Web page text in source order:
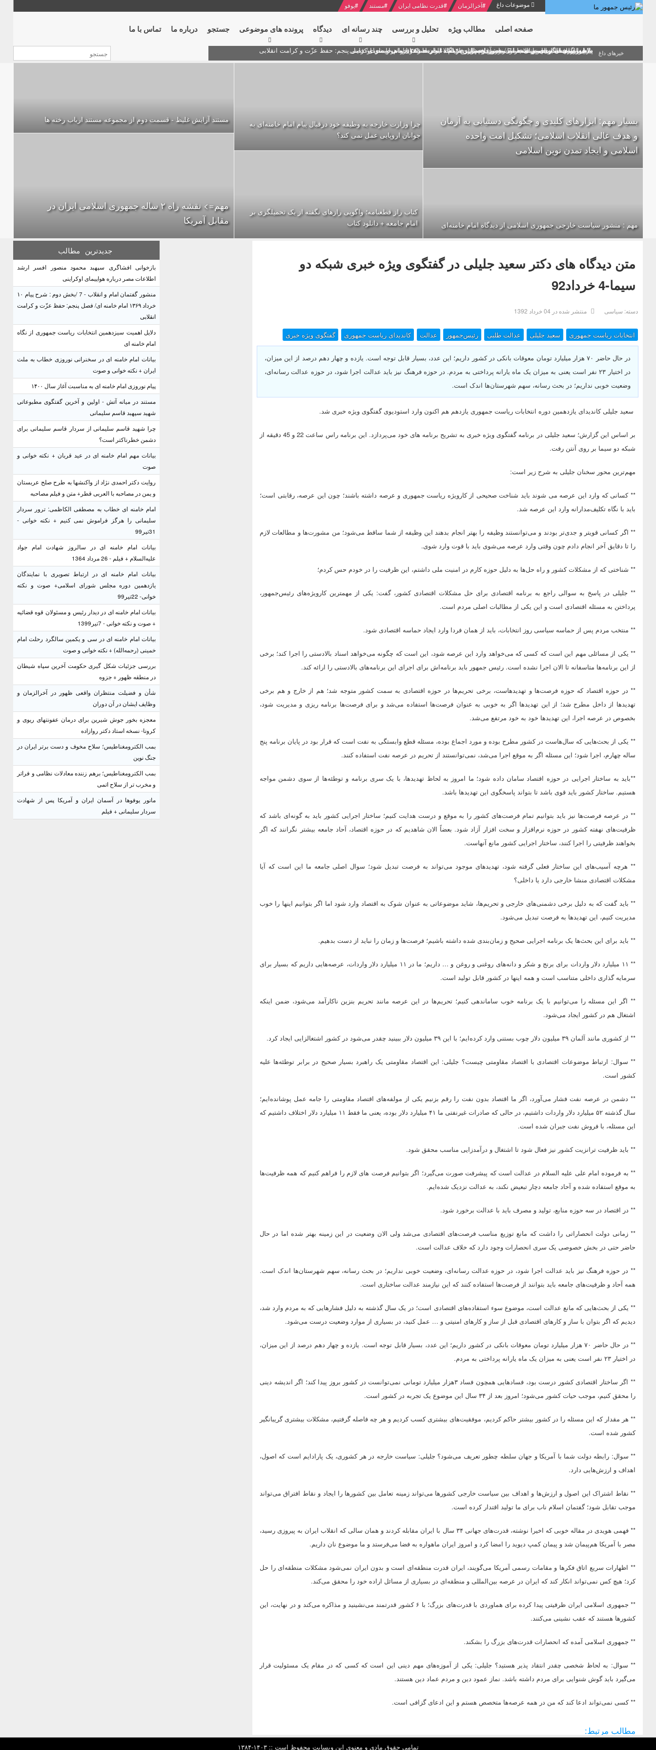
موضوعات داغ #آخرالزمان #قدرت نظامی ایران #مستند #یوفو
صفحه اصلی مطالب ویژه تحلیل و بررسی چند رسانه ای دیدگاه‌ پرونده های موضوعی جستجو درباره ما تماس با ما
خبرهای داغ منشور گفتمان امام و انقلاب - 7 /بخش دوم : شرح پیام ۱۰ خرداد ۱۳۶۹ امام خامنه ای/ فصل پنجم: حفظ عزّت و کرامت انقلابی
بازخوانی افشاگری سپهبد محمود منصور افسر ارشد اطلاعات مصر درباره هواپیمای اوکراینی
دلایل اهمیت سیزدهمین انتخابات ریاست جمهوری از نگاه امام خامنه ای
بیانات امام خامنه ای در سخنرانی نوروزی خطاب به ملت ایران + نکته خوانی و صوت
پیام نوروزی امام خامنه ای به مناسبت آغاز سال ۱۴۰۰
بسیار مهم: ابزارهای کلیدی و چگونگی دستیابی به آرمان
و هدف عالی انقلاب اسلامی؛ تشکیل امت واحده‌
اسلامی و ایجاد تمدن نوین اسلامی
مهم : منشور سیاست خارجی جمهوری اسلامی از دیدگاه امام خامنه‌ای
چرا وزارت خارجه به وظیفه خود درقبال پیام امام خامنه‌ای به
جوانان اروپایی عمل نمی کند؟
کتاب راز قطعنامه؛ واگویی رازهای نگفته از یک تحمیلگری بر
امام جامعه + دانلود کتاب
مستند آرایش غلیظ - قسمت دوم از مجموعه مستند ارباب رخنه ها
مهم=> نقشه راه ۲ ساله جمهوری اسلامی ایران در
مقابل آمریکا
متن دیدگاه های دکتر سعید جلیلی در گفتگوی ویژه خبری شبکه دو
سیما-4 خرداد92
دسته: سیاسی منتشر شده در 04 خرداد 1392
انتخابات ریاست جمهوری سعید جلیلی عدالت طلبی رئیس‌جمهور عدالت کاندیدای ریاست جمهوری گفتگوی ویژه خبری
در حال حاضر ۷۰ هزار میلیارد تومان معوقات بانکی در کشور داریم؛ این عدد، بسیار قابل توجه است. یازده و چهار دهم درصد از این میزان،
در اختیار ۲۳ نفر است یعنی به میزان یک ماه یارانه پرداختی به مردم. در حوزه فرهنگ نیز باید عدالت اجرا شود، در حوزه عدالت رسانه‌ای،
وضعیت خوبی نداریم؛ در بحث رسانه، سهم شهرستان‌ها اندک است.
سعید جلیلی کاندیدای یازدهمین دوره انتخابات ریاست جمهوری یازدهم هم اکنون وارد استودیوی گفتگوی ویژه خبری شد.
بر اساس این گزارش؛ سعید جلیلی در برنامه گفتگوی ویژه خبری به تشریح برنامه های خود می‌پردازد. این برنامه راس ساعت 22 و 45 دقیقه از
شبکه دو سیما بر روی آنتن رفت.
مهم‌ترین محور سخنان جلیلی به شرح زیر است:
** کسانی که وارد این عرصه می شوند باید شناخت صحیحی از کارویژه ریاست جمهوری و عرصه داشته باشند؛ چون این عرصه، رقابتی است؛
باید با نگاه تکلیف‌مدارانه وارد این عرصه شد.
** اگر کسانی قویتر و جدی‌تر بودند و می‌توانستند وظیفه را بهتر انجام بدهند این وظیفه از شما ساقط می‌شود؛ من مشورت‌ها و مطالعات لازم
را تا دقایق آخر انجام دادم چون وقتی وارد عرصه می‌شوی باید با قوت وارد شوی.
** شناختی که از مشکلات کشور و راه حل‌ها به دلیل حوزه کارم در امنیت ملی داشتم، این ظرفیت را در خودم حس کردم؛
** جلیلی در پاسخ به سوالی راجع به برنامه اقتصادی برای حل مشکلات اقتصادی کشور، گفت: یکی از مهمترین کارویژه‌های رئیس‌جمهور،
پرداختن به مسئله اقتصادی است و این یکی از مطالبات اصلی مردم است.
** منتخب مردم پس از حماسه سیاسی روز انتخابات، باید از همان فردا وارد ایجاد حماسه اقتصادی شود.
** یکی از مسائلی مهم این است که کسی که می‌خواهد وارد این عرصه شود، این است که چگونه می‌خواهد اسناد بالادستی را اجرا کند؛ برخی
از این برنامه‌ها متاسفانه تا الان اجرا نشده است. رئیس جمهور باید برنامه‌اش برای اجرای این برنامه‌های بالادستی را ارائه کند.
** در حوزه اقتصاد که حوزه فرصت‌ها و تهدیدهاست، برخی تحریم‌ها در حوزه اقتصادی به سمت کشور متوجه شد؛ هم از خارج و هم برخی
تهدیدها از داخل مطرح شد؛ از این تهدیدها اگر به خوبی به عنوان فرصت‌ها استفاده می‌شد و برای فرصت‌ها برنامه ریزی و مدیریت شود،
بخصوص در عرصه اجرا، این تهدیدها خود به خود مرتفع می‌شد.
** یکی از بحث‌هایی که سال‌هاست در کشور مطرح بوده و مورد اجماع بوده، مسئله قطع وابستگی به نفت است که قرار بود در پایان برنامه پنج
ساله چهارم، اجرا شود؛ این مسئله اگر به موقع اجرا می‌شد، نمی‌توانستند از تحریم در عرصه نفت استفاده کنند.
**باید به ساختار اجرایی در حوزه اقتصاد سامان داده شود؛ ما امروز به لحاظ تهدیدها، با یک سری برنامه و توطئه‌ها از سوی دشمن مواجه
هستیم. ساختار کشور باید قوی باشد تا بتواند پاسخگوی این تهدیدها باشد.
** در عرصه فرصت‌ها نیز باید بتوانیم تمام فرصت‌های کشور را به موقع و درست هدایت کنیم؛ ساختار اجرایی کشور باید به گونه‌ای باشد که
ظرفیت‌های نهفته کشور در حوزه نرم‌افزار و سخت افزار آزاد شود. بعضاً الان شاهدیم که در حوزه اقتصاد، آحاد جامعه بیشتر نگرانند که اگر
بخواهند ظرفیتی را اجرا کنند، ساختار اجرایی کشور مانع آنهاست.
** هرچه آسیب‌های این ساختار فعلی گرفته شود، تهدیدهای موجود می‌تواند به فرصت تبدیل شود؛ سوال اصلی جامعه ما این است که آیا
مشکلات اقتصادی منشا خارجی دارد یا داخلی؟
** باید گفت که به دلیل برخی دشمنی‌های خارجی و تحریم‌ها، شاید موضوعاتی به عنوان شوک به اقتصاد وارد شود اما اگر بتوانیم اینها را خوب
مدیریت کنیم، این تهدیدها به فرصت تبدیل می‌شود.
** باید برای این بحث‌ها یک برنامه اجرایی صحیح و زمان‌بندی شده داشته باشیم؛ فرصت‌ها و زمان را نباید از دست بدهیم.
** ۱۱ میلیارد دلار واردات برای برنج و شکر و دانه‌های روغنی و روغن و … داریم؛ ما در ۱۱ میلیارد دلار واردات، عرصه‌هایی داریم که بسیار برای
سرمایه گذاری داخلی متناسب است و همه اینها در کشور قابل تولید است.
** اگر این مسئله را می‌توانیم با یک برنامه خوب ساماندهی کنیم؛ تحریم‌ها در این عرصه مانند تحریم بنزین ناکارآمد می‌شود، ضمن اینکه
اشتغال هم در کشور ایجاد می‌شود.
** از کشوری مانند آلمان ۳۹ میلیون دلار چوب بستنی وارد کرده‌ایم؛ با این ۳۹ میلیون دلار ببینید چقدر می‌شود در کشور اشتغالزایی ایجاد کرد.
** سوال: ارتباط موضوعات اقتصادی با اقتصاد مقاومتی چیست؟ جلیلی: این اقتصاد مقاومتی یک راهبرد بسیار صحیح در برابر توطئه‌ها علیه
کشور است.
** دشمن در عرصه نفت فشار می‌آورد، اگر ما اقتصاد بدون نفت را رقم بزنیم یکی از مولفه‌های اقتصاد مقاومتی را جامه عمل پوشانده‌ایم؛
سال گذشته ۵۲ میلیارد دلار واردات داشتیم، در حالی که صادرات غیرنفتی ما ۴۱ میلیارد دلار بوده، یعنی ما فقط ۱۱ میلیارد دلار اختلاف داشتیم که
این مسئله، با فروش نفت جبران شده است.
** باید ظرفیت ترانزیت کشور نیز فعال شود تا اشتغال و درآمدزایی مناسب محقق شود.
** به فرموده امام علی علیه السلام در عدالت است که پیشرفت صورت می‌گیرد؛ اگر بتوانیم فرصت های لازم را فراهم کنیم که همه ظرفیت‌ها
به موقع استفاده شده و آحاد جامعه دچار تبعیض نکند، به عدالت نزدیک شده‌ایم.
** در اقتصاد در سه حوزه منابع، تولید و مصرف باید با عدالت برخورد شود.
** زمانی دولت انحصاراتی را داشت که مانع توزیع مناسب فرصت‌های اقتصادی می‌شد ولی الان وضعیت در این زمینه بهتر شده اما در حال
حاضر حتی در بخش خصوصی یک سری انحصارات وجود دارد که خلاف عدالت است.
** در حوزه فرهنگ نیز باید عدالت اجرا شود، در حوزه عدالت رسانه‌ای، وضعیت خوبی نداریم؛ در بحث رسانه، سهم شهرستان‌ها اندک است.
همه آحاد و ظرفیت‌های جامعه باید بتوانند از فرصت‌ها استفاده کنند که این نیازمند عدالت ساختاری است.
** یکی از بحث‌هایی که مانع عدالت است، موضوع سوء استفاده‌های اقتصادی است؛ در یک سال گذشته به دلیل فشارهایی که به مردم وارد شد،
دیدیم که اگر بتوان با ساز و کارهای اقتصادی قبل از ساز و کارهای امنیتی و … عمل کنید، در بسیاری از موارد وضعیت درست می‌شود.
** در حال حاضر ۷۰ هزار میلیارد تومان معوقات بانکی در کشور داریم؛ این عدد، بسیار قابل توجه است. یازده و چهار دهم درصد از این میزان،
در اختیار ۲۳ نفر است یعنی به میزان یک ماه یارانه پرداختی به مردم.
** اگر ساختار اقتصادی کشور درست بود، فسادهایی همچون فساد ۳هزار میلیارد تومانی نمی‌توانست در کشور بروز پیدا کند؛ اگر اندیشه دینی
را محقق کنیم، موجب حیات کشور می‌شود؛ امروز بعد از ۳۴ سال این موضوع یک تجربه در کشور است.
** هر مقدار که این مسئله را در کشور بیشتر حاکم کردیم، موفقیت‌های بیشتری کسب کردیم و هر چه فاصله گرفتیم، مشکلات بیشتری گریبانگیر
کشور شده است.
** سوال: رابطه دولت شما با آمریکا و جهان سلطه چطور تعریف می‌شود؟ جلیلی: سیاست خارجه در هر کشوری، یک پارادایم است که اصول،
اهداف و ارزش‌هایی دارد.
** نقاط اشتراک این اصول و ارزش‌ها و اهداف بین سیاست خارجی کشورها می‌تواند زمینه تعامل بین کشورها را ایجاد و نقاط افتراق می‌تواند
موجب تقابل شود؛ گفتمان اسلام ناب برای ما تولید اقتدار کرده است.
** فهمی هویدی در مقاله خوبی که اخیرا نوشته، قدرت‌های جهانی ۳۴ سال با ایران مقابله کردند و همان سالی که انقلاب ایران به پیروزی رسید،
مصر با آمریکا هم‌پیمان شد و پیمان کمپ دیوید را امضا کرد و امروز ایران ماهواره به فضا می‌فرستد و ما موضوع نان داریم.
** اظهارات سریع اتاق فکرها و مقامات رسمی آمریکا می‌گویند، ایران قدرت منطقه‌ای است و بدون ایران نمی‌شود مشکلات منطقه‌ای را حل
کرد؛ هیچ کس نمی‌تواند انکار کند که ایران در عرصه بین‌المللی و منطقه‌ای در بسیاری از مسائل اراده خود را محقق می‌کند.
** جمهوری اسلامی ایران ظرفیتی پیدا کرده برای هماوردی با قدرت‌های بزرگ؛ با ۶ کشور قدرتمند می‌نشینید و مذاکره می‌کند و در نهایت، این
کشورها هستند که عقب نشینی می‌کنند.
** جمهوری اسلامی آمده که انحصارات قدرت‌های بزرگ را بشکند.
** سوال: به لحاظ شخصی چقدر انتقاد پذیر هستید؟ جلیلی: یکی از آموزه‌های مهم دینی این است که کسی که در مقام یک مسئولیت قرار
می‌گیرد باید گوش شنوایی برای مردم داشته باشد. نماز عمود دین و مردم عماد دین هستند.
** کسی نمی‌تواند ادعا کند که من در همه عرصه‌ها متخصص هستم و این ادعای گزافی است.
مطالب مرتبط:
جدیدترین مطالب
بازخوانی افشاگری سپهبد محمود منصور افسر ارشد
اطلاعات مصر درباره هواپیمای اوکراینی
منشور گفتمان امام و انقلاب - 7 /بخش دوم : شرح پیام ۱۰
خرداد ۱۳۶۹ امام خامنه ای/ فصل پنجم: حفظ عزّت و کرامت
انقلابی
دلایل اهمیت سیزدهمین انتخابات ریاست جمهوری از نگاه
امام خامنه ای
بیانات امام خامنه ای در سخنرانی نوروزی خطاب به ملت
ایران + نکته خوانی و صوت
پیام نوروزی امام خامنه ای به مناسبت آغاز سال ۱۴۰۰
مستند در میانه آتش - اولین و آخرین گفتگوی مطبوعاتی
شهید سپهبد قاسم سلیمانی
چرا شهید قاسم سلیمانی از سردار قاسم سلیمانی برای
دشمن خطرناکتر است؟
بیانات مهم امام خامنه ای در عید قربان + نکته خوانی و
صوت
روایت دکتر احمدی نژاد از واکنشها به طرح صلح عربستان
و یمن در مصاحبه با العربی قطر+ متن و فیلم مصاحبه
امام خامنه ای خطاب به مصطفی الکاظمی: ترور سردار
سلیمانی را هرگز فراموش نمی کنیم + نکته خوانی -
31تیر99
بیانات امام خامنه ای در سالروز شهادت امام جواد
علیه‌السلام + فیلم - 26 مرداد 1364
بیانات امام خامنه ای در ارتباط تصویری با نمایندگان
یازدهمین دوره مجلس شورای اسلامی+ صوت و نکته
خوانی- 22تیر99
بیانات امام خامنه ای در دیدار رئیس و مسئولان قوه قضائیه
+ صوت و نکته خوانی - 7تیر1399
بیانات امام خامنه ای در سی و یکمین سالگرد رحلت امام
خمینی (رحمه‌الله) + نکته خوانی و صوت
بررسی جزئیات شکل گیری حکومت آخرین سپاه شیطان
در منطقه ظهور + جزوه
شأن و فضیلت منتظران واقعی ظهور در آخرالزمان و
وظایف ایشان در آن دوران
معجزه بخور جوش شیرین برای درمان عفونتهای ریوی و
کرونا- نسخه استاد دکتر روازاده
بمب الکترومغناطیس؛ سلاح مخوف و دست برتر ایران در
جنگ نوین
بمب الکترومغناطیس؛ برهم زننده معادلات نظامی و فراتر
و مخرب تر از سلاح اتمی
مانور یوفوها در آسمان ایران و آمریکا پس از شهادت
سردار سلیمانی + فیلم
تمامی حقوق مادی و معنوی این وبسایت محفوظ است :: ۱۴۰۳-۱۳۸۴